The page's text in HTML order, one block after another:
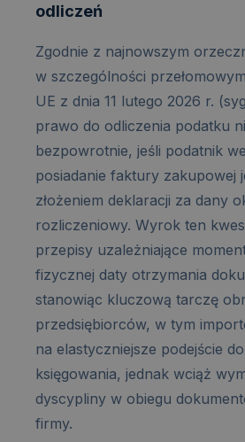
odliczeń
Zgodnie z najnowszym
w szczególności
UE z dnia 11 lutego 2026 r.
prawo do odliczenia podatku
bezpowrotnie, jeśli podatnik
posiadanie faktury zakupowej
złożeniem deklaracji za dany
rozliczeniowy. Wyrok ten
przepisy uzależniające
fizycznej daty otrzymania
stanowiąc kluczową tarczę
przedsiębiorców, w tym
na elastyczniejsze podejście
księgowania, jednak wciąż
dyscypliny w obiegu
firmy.